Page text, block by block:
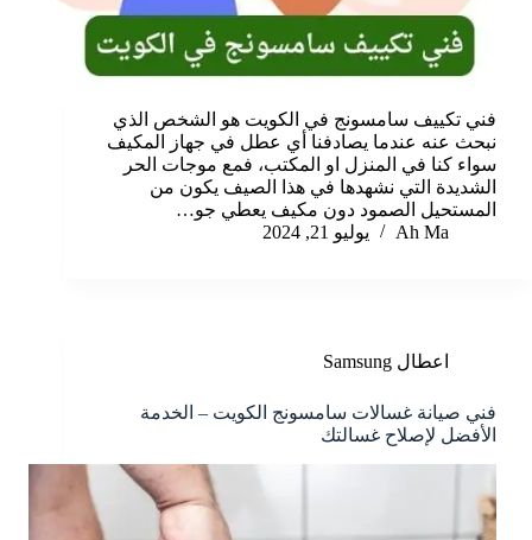
فني تكييف سامسونج في الكويت هو الشخص الذي
نبحث عنه عندما يصادفنا أي عطل في جهاز المكيف
سواء كنا في المنزل او المكتب، فمع موجات الحر
الشديدة التي نشهدها في هذا الصيف يكون من
المستحيل الصمود دون مكيف يعطي جو…
Ah Ma
يوليو 21, 2024
اعطال Samsung
فني صيانة غسالات سامسونج الكويت – الخدمة
الأفضل لإصلاح غسالتك